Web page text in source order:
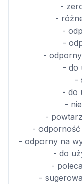
-
-
-
-
-
- do
-
- do
-
-
- odporność
- odporny na
- do
-
-